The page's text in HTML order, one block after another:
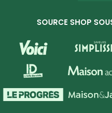
SOURCE SHOP